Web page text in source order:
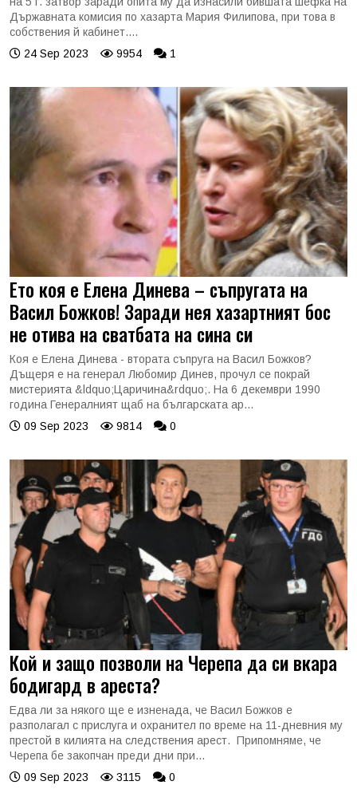
Държавната комисия по хазарта Мария Филипова, при това в
собствения й кабинет....
24 Sep 2023
9954 1
Ето коя е Елена Динева – съпругата на
Васил Божков! Заради нея хазартният бос
не отива на сватбата на сина си
Коя е Елена Динева - втората съпруга на Васил Божков?
Дъщеря е на генерал Любомир Динев, прочул се покрай
мистерията &ldquo;Царичина&rdquo;. На 6 декември 1990
година Генералният щаб на българската ар...
09 Sep 2023
9814 0
Кой и защо позволи на Черепа да си вкара
бодигард в ареста?
Едва ли за някого ще е изненада, че Васил Божков е
разполагал с прислуга и охранител по време на 11-дневния му
престой в килията на следствения арест. Припомняме, че
Черепа бе закопчан преди дни при...
09 Sep 2023
3115 0